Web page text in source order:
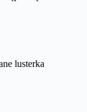
lusterka